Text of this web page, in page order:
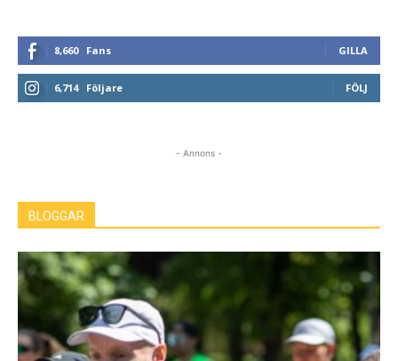
8,660 Fans GILLA
6,714 Följare FÖLJ
- Annons -
BLOGGAR